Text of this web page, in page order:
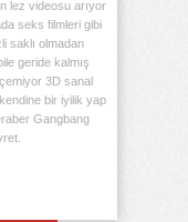
lez videosu arıyor
seks filmleri gibi
saklı olmadan
geride kalmış
3D sanal
bir iyilik yap
Gangbang